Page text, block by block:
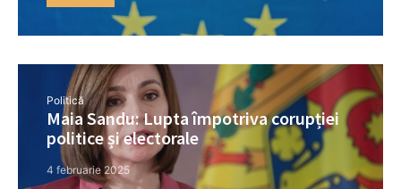
Politică
Maia Sandu: Lupta împotriva corupției
politice și electorale
4 februarie 2025